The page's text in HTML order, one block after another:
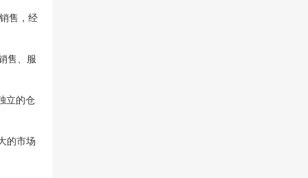
售，经
售、服
立的仓
的市场